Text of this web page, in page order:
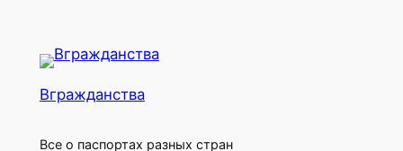
Вгражданства
Все о паспортах разных стран